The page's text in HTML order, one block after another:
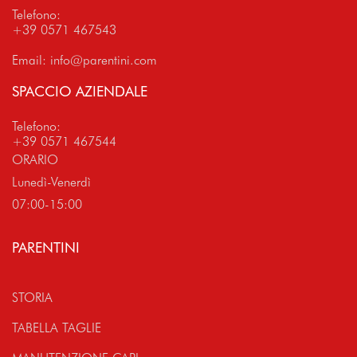
Telefono:
+39 0571 467543
Email: info@parentini.com
SPACCIO AZIENDALE
Telefono:
+39 0571 467544
ORARIO
Lunedì-Venerdì
07:00-15:00
PARENTINI
STORIA
TABELLA TAGLIE